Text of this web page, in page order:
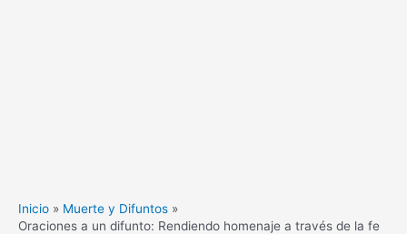
Inicio
Muerte y Difuntos
Oraciones a un difunto: Rendiendo homenaje a través de la fe